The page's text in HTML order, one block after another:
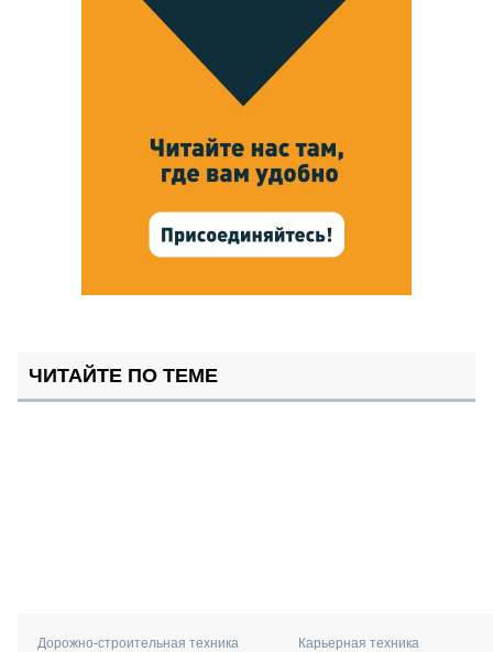
ЧИТАЙТЕ ПО ТЕМЕ
Дорожно-строительная техника Карьерная техника